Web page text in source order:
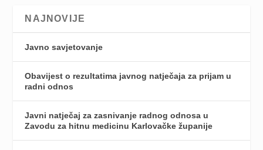
NAJNOVIJE
Javno savjetovanje
Obavijest o rezultatima javnog natječaja za prijam u
radni odnos
Javni natječaj za zasnivanje radnog odnosa u
Zavodu za hitnu medicinu Karlovačke županije